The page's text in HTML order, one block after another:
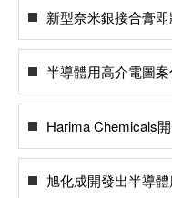
新型奈米銀接合膏
半導體用高介電圖
Harima Chemicals
旭化成開發出半導